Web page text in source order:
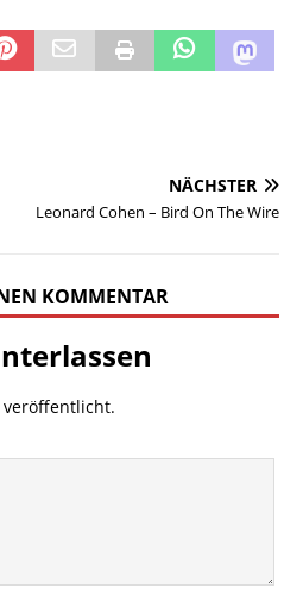
NÄCHSTER
Leonard Cohen – Bird On The Wire
KOMMENTAR